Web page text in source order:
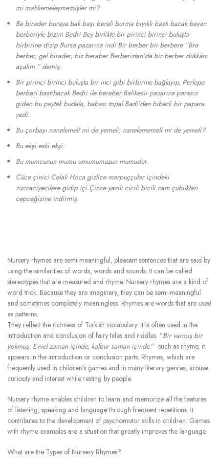
mi mahkemeleşmemişler mi?
Be birader buraya bak başı bereli burma bıyıklı bastı bacak bayan
berberiyle bizim Bedri Bey birlikte bir pirinci birinci buluşta
birbirine dizip Bursa pazarına indi Bir berber bir berbere “Bre
berber, gel birader, biz beraber Berberistan’da bir berber dükkânı
açalım.” demiş.
Bir pirinci birinci buluşta bir inci gibi birbirine bağlayıp, Perlepe
berberi bastıbacak Bedri ile beraber Balıkesir pazarına parasız
giden bu paytak budala, babası topal Badi’den biberli bir papara
yedi.
Bu çorbayı nanelemelî mi de yemeli, nanelememeli mi de yemeli?
Bu ekşi eski ekşi.
Bu mumcunun mumu umumumuzun mumudur.
Cüce çinici Celali Hoca gizlice marpuççular içindeki
züccaciyecilere gidip içi Çince yazılı cicili bicili cam çubukları
cepceğizine indirmiş.
Nursery rhymes are semi-meaningful, pleasant sentences that are said by
using the similarities of words, words and sounds. It can be called
stereotypes that are measured and rhyme. Nursery rhymes are a kind of
word trick. Because they are imaginary, they can be semi-meaningful
and sometimes completely meaningless. Rhymes are words that are used
as patterns.
They reflect the richness of Turkish vocabulary. It is often used in the
introduction and conclusion of fairy tales and riddles. “Bir varmış bir
yokmuş. Evvel zaman içinde, kalbur saman içinde.” such as rhyme, it
appears in the introduction or conclusion parts. Rhymes, which are
frequently used in children’s games and in many literary genres, arouse
curiosity and interest while resting by people.
Nursery rhyme enables children to learn and memorize all the features
of listening, speaking and language through frequent repetitions. It
contributes to the development of psychomotor skills in children. Games
with rhyme examples are a situation that greatly improves the language.
What are the Types of Nursery Rhymes?